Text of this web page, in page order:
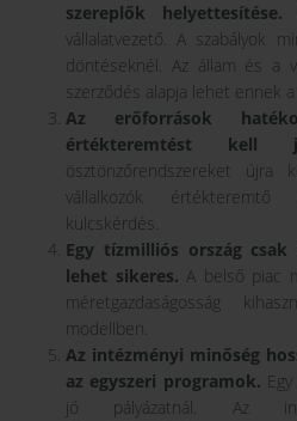
szereplők helyettesítése.
vállalatvezető. A szabályok
döntéseknél. Az állam és a
szerződés alapja lehet ennek
Az erőforrások
értékteremtést kell
ösztönzőrendszereket
vállalkozók értékteremtő
kulcskérdés.
Egy tízmilliós ország
lehet sikeres. A belső piac
méretgazdaságosság
modellben.
Az intézményi minőség
az egyszeri programok.
jó pályázatnál. Az